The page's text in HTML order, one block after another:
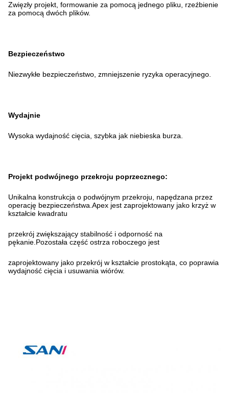
Zwięzły projekt, formowanie za pomocą jednego pliku, rzeźbienie
za pomocą dwóch plików.
Bezpieczeństwo
Niezwykłe bezpieczeństwo, zmniejszenie ryzyka operacyjnego.
Wydajnie
Wysoka wydajność cięcia, szybka jak niebieska burza.
Projekt podwójnego przekroju poprzecznego:
Unikalna konstrukcja o podwójnym przekroju, napędzana przez
operację bezpieczeństwa.Apex jest zaprojektowany jako krzyż w
kształcie kwadratu
przekrój zwiększający stabilność i odporność na
pękanie.Pozostała część ostrza roboczego jest
zaprojektowany jako przekrój w kształcie prostokąta, co poprawia
wydajność cięcia i usuwania wiórów.